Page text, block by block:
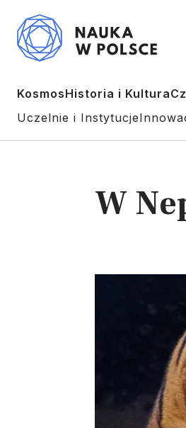
KosmosHistoria i Kultura
Uczelnie i Instytucje
W